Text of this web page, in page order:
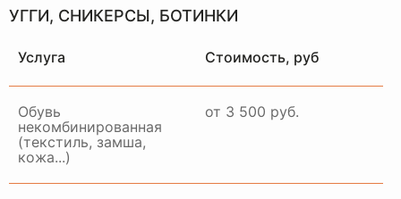
УГГИ, СНИКЕРСЫ, БОТИНКИ
Услуга Стоимость, руб
Обувь
некомбинированная
(текстиль, замша,
кожа...)
от 3 500 руб.